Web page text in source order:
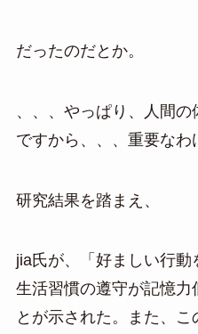
だったのだとか。
、、、やっぱり、人間
ですから、、、重要なわ
研究結果を踏まえ、
jia氏が、「好ましい行
生活習慣の遵守が記憶力
とが示された。また、